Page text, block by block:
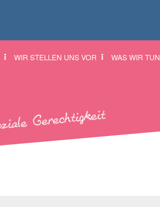
WIR STELLEN UNS VOR WAS WIR TUN